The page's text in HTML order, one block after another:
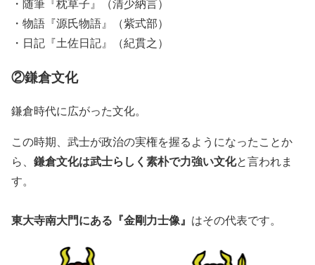
・随筆『枕草子』（清少納言）
・物語『源氏物語』（紫式部）
・日記『土佐日記』（紀貫之）
②鎌倉文化
鎌倉時代に広がった文化。
この時期、武士が政治の実権を握るようになったことか
ら、 鎌倉文化は武士らしく素朴で力強い文化と言われま
す。
東大寺南大門にある『金剛力士像』 はその代表です。